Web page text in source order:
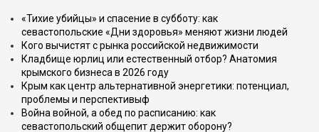
«Тихие убийцы» и спасение в субботу: как
севастопольские «Дни здоровья» меняют жизни людей
Кого вычистят с рынка российской недвижимости
Кладбище юрлиц или естественный отбор? Анатомия
крымского бизнеса в 2026 году
Крым как центр альтернативной энергетики: потенциал,
проблемы и перспективыф
Война войной, а обед по расписанию: как
севастопольский общепит держит оборону?